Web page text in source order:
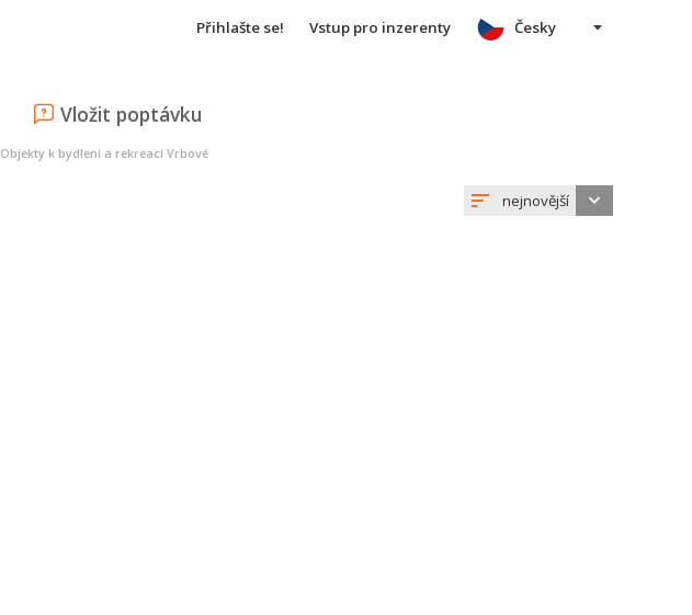
Přihlašte se! Vstup pro inzerenty
Vložit poptávku
Česky
Objekty k bydlení a rekreaci Vrbové
nejnovější